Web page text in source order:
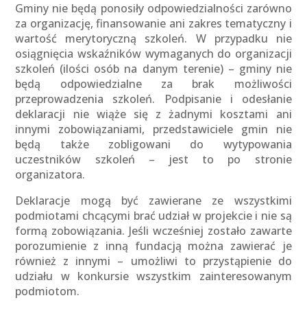
Gminy nie będą ponosiły odpowiedzialności zarówno
za organizację, finansowanie ani zakres tematyczny i
wartość merytoryczną szkoleń. W przypadku nie
osiągnięcia wskaźników wymaganych do organizacji
szkoleń (ilości osób na danym terenie) – gminy nie
będą odpowiedzialne za brak możliwości
przeprowadzenia szkoleń. Podpisanie i odesłanie
deklaracji nie wiąże się z żadnymi kosztami ani
innymi zobowiązaniami, przedstawiciele gmin nie
będą także zobligowani do wytypowania
uczestników szkoleń – jest to po stronie
organizatora.
Deklaracje mogą być zawierane ze wszystkimi
podmiotami chcącymi brać udział w projekcie i nie są
formą zobowiązania. Jeśli wcześniej zostało zawarte
porozumienie z inną fundacją można zawierać je
również z innymi – umożliwi to przystąpienie do
udziału w konkursie wszystkim zainteresowanym
podmiotom.